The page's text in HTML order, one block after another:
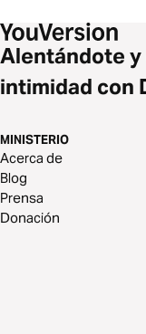
Alentándote y
intimidad con
MINISTERIO
Acerca de
Blog
Prensa
Donación